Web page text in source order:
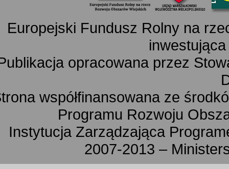
Europejski Fundusz Rolny na
opracowana przez
współfinansowana ze
Programu Rozwoju
Instytucja Zarządzająca
2007-2013 –